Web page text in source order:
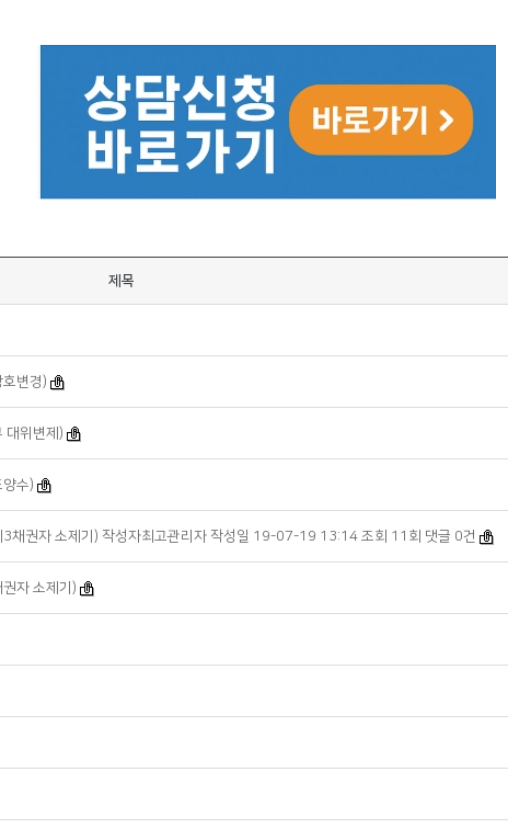
제목
변경)
대위변제)
수)
3채권자 소제기) 작성자최고관리자 작성일 19-07-19 13:14 조회 11회 댓글 0건
자 소제기)